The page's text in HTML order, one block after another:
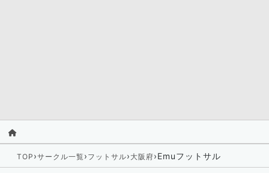
TOP ›サークル一覧› フットサル› 大阪府›Emuフットサル